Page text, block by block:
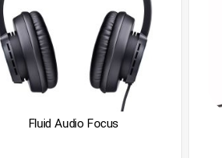
Fluid Audio Focus